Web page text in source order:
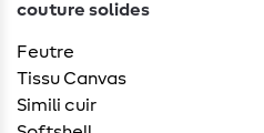
couture solides
Feutre
Tissu Canvas
Simili cuir